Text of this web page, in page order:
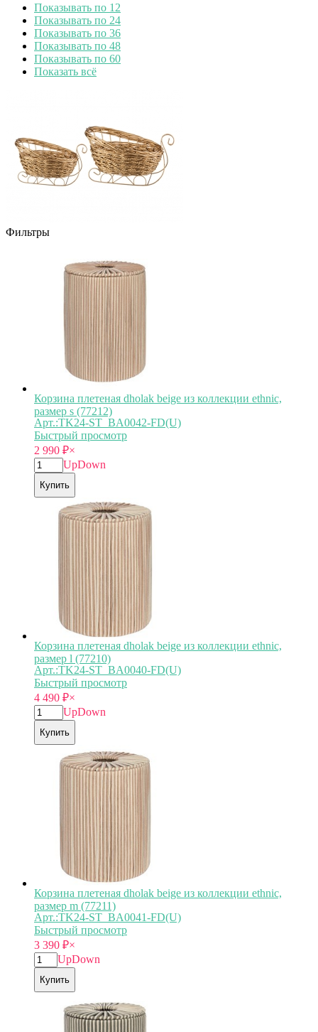
Показывать по 12
Показывать по 24
Показывать по 36
Показывать по 48
Показывать по 60
Показать всё
Фильтры
Корзина плетеная dholak beige из коллекции ethnic,
размер s (77212)
Арт.:TK24-ST_BA0042-FD(U)
Быстрый просмотр
2 990 ₽×
UpDown
Купить
Корзина плетеная dholak beige из коллекции ethnic,
размер l (77210)
Арт.:TK24-ST_BA0040-FD(U)
Быстрый просмотр
4 490 ₽×
UpDown
Купить
Корзина плетеная dholak beige из коллекции ethnic,
размер m (77211)
Арт.:TK24-ST_BA0041-FD(U)
Быстрый просмотр
3 390 ₽×
UpDown
Купить